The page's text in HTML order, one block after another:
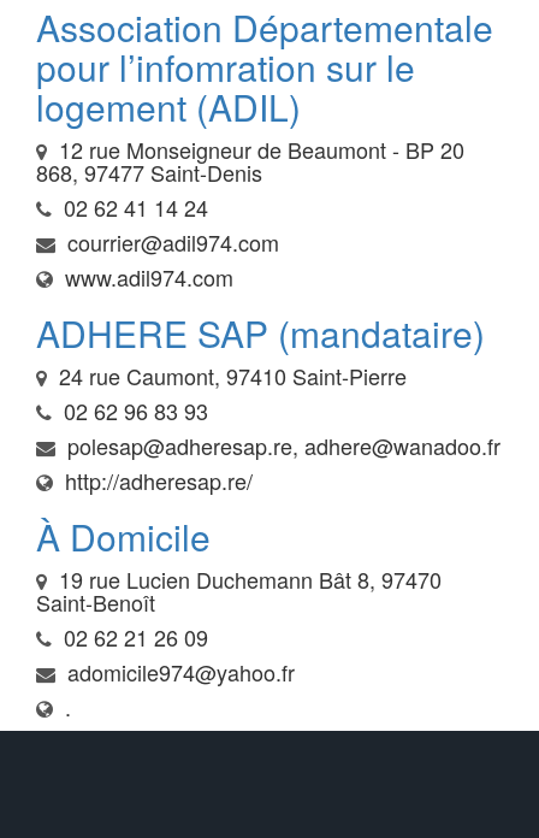
Association Départementale
pour l’infomration sur le
logement (ADIL)
12 rue Monseigneur de Beaumont - BP 20
868, 97477 Saint-Denis
02 62 41 14 24
courrier@adil974.com
www.adil974.com
ADHERE SAP (mandataire)
24 rue Caumont, 97410 Saint-Pierre
02 62 96 83 93
polesap@adheresap.re, adhere@wanadoo.fr
http://adheresap.re/
À Domicile
19 rue Lucien Duchemann Bât 8, 97470
Saint-Benoît
02 62 21 26 09
adomicile974@yahoo.fr
.